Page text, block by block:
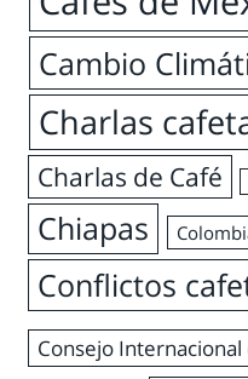
Cambio
Charlas
Charlas de Café
Chiapas
Conflictos
Consejo Internacional